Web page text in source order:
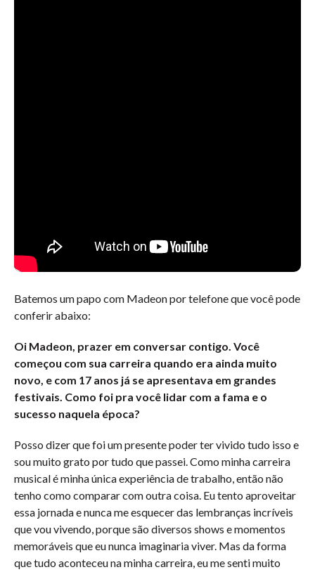
Batemos um papo com Madeon por telefone que você pode
conferir abaixo:
Oi Madeon, prazer em conversar contigo. Você
começou com sua carreira quando era ainda muito
novo, e com 17 anos já se apresentava em grandes
festivais. Como foi pra você lidar com a fama e o
sucesso naquela época?
Posso dizer que foi um presente poder ter vivido tudo isso e
sou muito grato por tudo que passei. Como minha carreira
musical é minha única experiência de trabalho, então não
tenho como comparar com outra coisa. Eu tento aproveitar
essa jornada e nunca me esquecer das lembranças incríveis
que vou vivendo, porque são diversos shows e momentos
memoráveis que eu nunca imaginaria viver. Mas da forma
que tudo aconteceu na minha carreira, eu me senti muito